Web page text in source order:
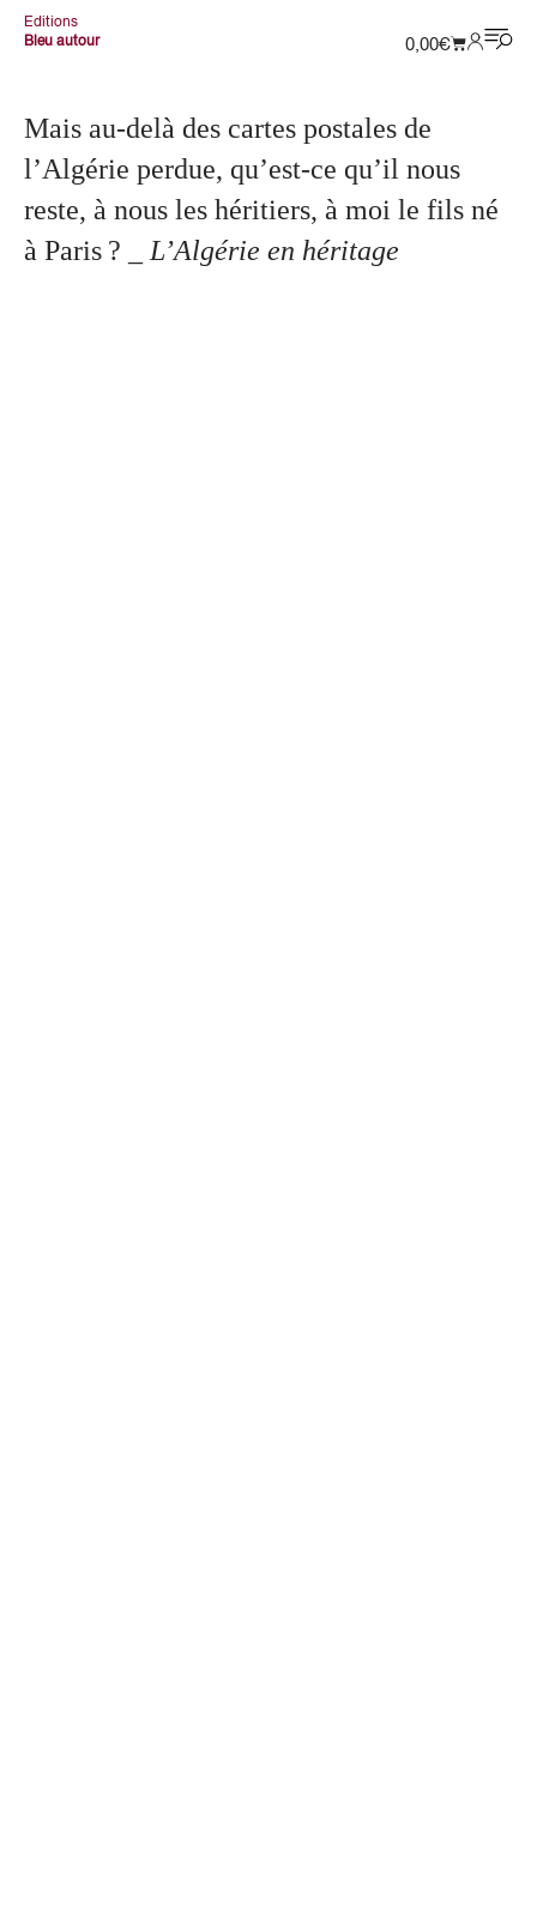
Editions
Bleu autour
0,00€
Mais au-delà des cartes postales de
l’Algérie perdue, qu’est-ce qu’il nous
reste, à nous les héritiers, à moi le fils né
à Paris ?
_ L’Algérie en héritage